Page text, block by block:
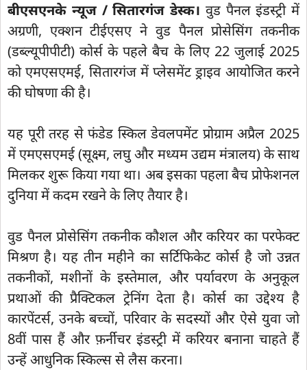
बीएसएनके न्यूज / सितारगंज डेस्क। वुड पैनल इंडस्ट्री में
अग्रणी, एक्शन टीईएसए ने वुड पैनल प्रोसेसिंग तकनीक
(डब्ल्यूपीपीटी) कोर्स के पहले बैच के लिए 22 जुलाई 2025
को एमएसएमई, सितारगंज में प्लेसमेंट ड्राइव आयोजित करने
की घोषणा की है।
यह पूरी तरह से फंडेड स्किल डेवलपमेंट प्रोग्राम अप्रैल 2025
में एमएसएमई (सूक्ष्म, लघु और मध्यम उद्यम मंत्रालय) के साथ
मिलकर शुरू किया गया था। अब इसका पहला बैच प्रोफेशनल
दुनिया में कदम रखने के लिए तैयार है।
वुड पैनल प्रोसेसिंग तकनीक कौशल और करियर का परफेक्ट
मिश्रण है। यह तीन महीने का सर्टिफिकेट कोर्स है जो उन्नत
तकनीकों, मशीनों के इस्तेमाल, और पर्यावरण के अनुकूल
प्रथाओं की प्रैक्टिकल ट्रेनिंग देता है। कोर्स का उद्देश्य है
कारपेंटर्स, उनके बच्चों, परिवार के सदस्यों और ऐसे युवा जो
8वीं पास हैं और फ़र्नीचर इंडस्ट्री में करियर बनाना चाहते हैं
उन्हें आधुनिक स्किल्स से लैस करना।